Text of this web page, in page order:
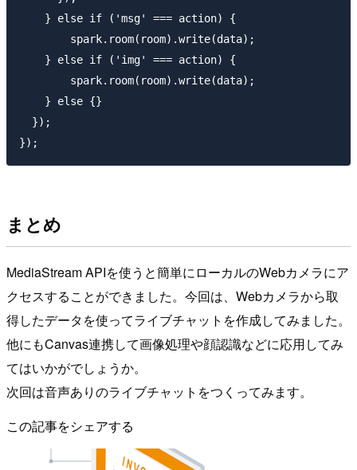
    } else if ('msg' === action) {
        spark.room(room).write(data);
    } else if ('img' === action) {
        spark.room(room).write(data);
    } else {}
  });
まとめ
MediaStream APIを使うと簡単にローカルのWebカメラにア
クセスすることができました。今回は、Webカメラから取
得したデータを使ってライブチャットを作成してみました。
他にもCanvas連携して画像処理や顔認識などに応用してみ
てはいかがでしょうか。
次回は音声ありのライブチャットをつくってみます。
この記事をシェアする